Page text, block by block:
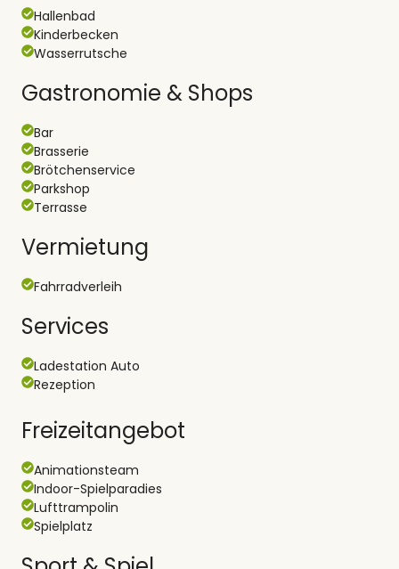
Hallenbad
Kinderbecken
Wasserrutsche
Gastronomie & Shops
Bar
Brasserie
Brötchenservice
Parkshop
Terrasse
Vermietung
Fahrradverleih
Services
Ladestation Auto
Rezeption
Freizeitangebot
Animationsteam
Indoor-Spielparadies
Lufttrampolin
Spielplatz